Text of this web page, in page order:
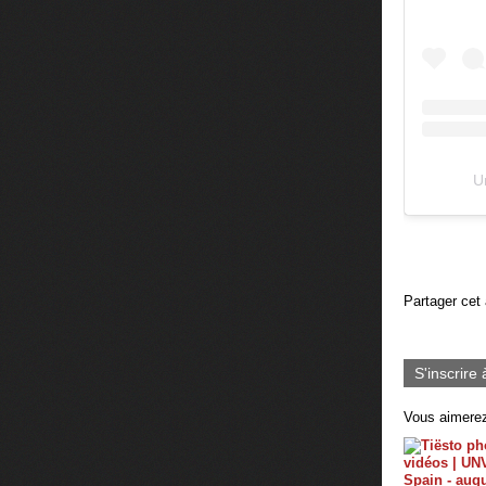
Partager cet
S'inscrire
Vous